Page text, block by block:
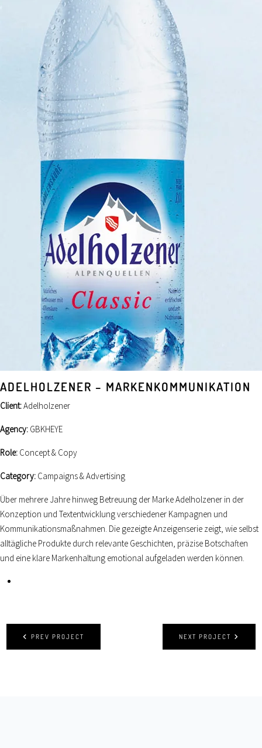
ADELHOLZENER – MARKENKOMMUNIKATION
Client:Adelholzener
Agency: GBKHEYE
Role: Concept & Copy
Category: Campaigns & Advertising
Über mehrere Jahre hinweg Betreuung der Marke Adelholzener in der
Konzeption und Textentwicklung verschiedener Kampagnen und
Kommunikationsmaßnahmen. Die gezeigte Anzeigenserie zeigt, wie selbst
alltägliche Produkte durch relevante Geschichten, präzise Botschaften
und eine klare Markenhaltung emotional aufgeladen werden können.
NEXT PROJECT
PREV PROJECT